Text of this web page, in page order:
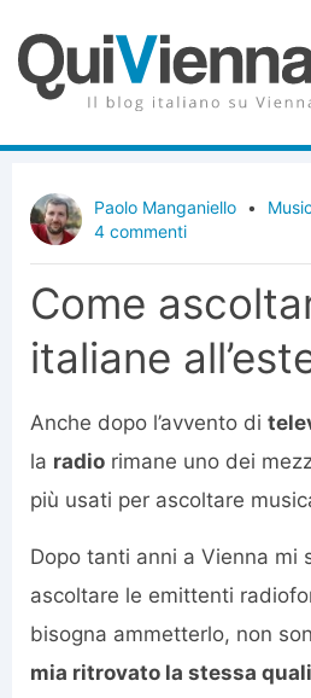
Paolo Manganiello •
4 commenti
Come
italiane
Anche dopo l’avvento di
la radio rimane uno dei
più usati per ascoltare
Dopo tanti anni a Vienna mi
ascoltare le emittenti
bisogna ammetterlo, non
mia ritrovato la stessa